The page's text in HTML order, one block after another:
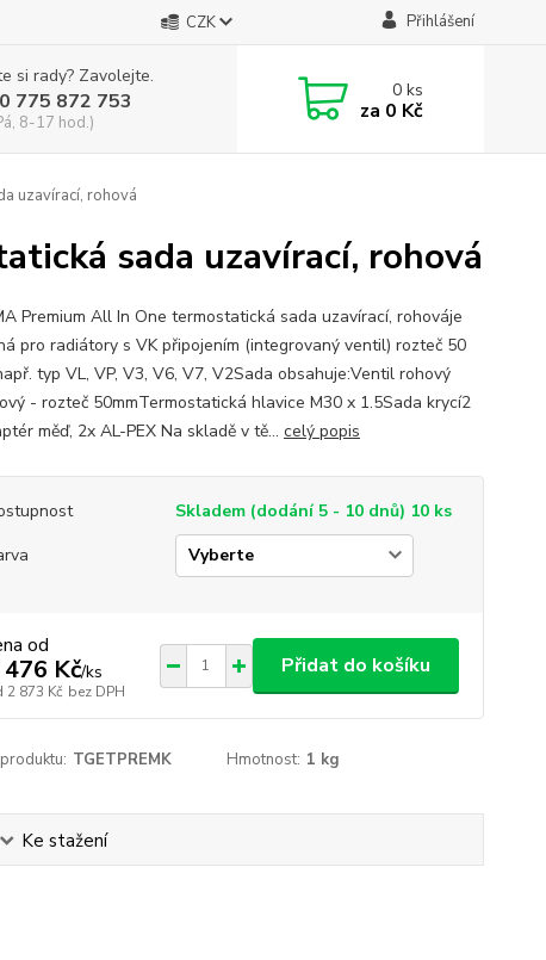
CZK Přihlášení
si rady? Zavolejte.
775 872 753
8-17 hod.)
0ks
za 0 Kč
uzavírací, rohová
sada uzavírací, rohová
Premium All In One termostatická sada uzavírací, rohováje
pro radiátory s VK připojením (integrovaný ventil) rozteč 50
typ VL, VP, V3, V6, V7, V2Sada obsahuje:Ventil rohový
- rozteč 50mmTermostatická hlavice M30 x 1.5Sada krycí2
měď, 2x AL-PEX Na skladě v tě... celý popis
Skladem (dodání 5 - 10 dnů) 10 ks
od
476 Kč/ks
2 873 Kč bez DPH
Přidat do košíku
TGETPREMK Hmotnost: 1 kg
Ke stažení